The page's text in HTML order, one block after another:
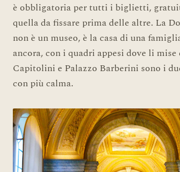
è obbligatoria per tutti i biglietti,
quella da fissare prima delle altre. La
non è un museo, è la casa di una
ancora, con i quadri appesi dove li
Capitolini e Palazzo Barberini sono i
con più calma.